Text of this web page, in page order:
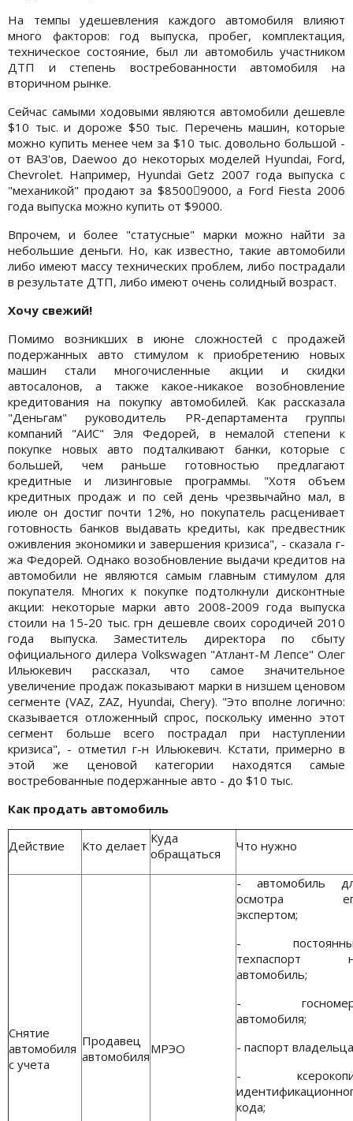
На темпы удешевления каждого автомобиля влияют
много факторов: год выпуска, пробег, комплектация,
техническое состояние, был ли автомобиль участником
ДТП и степень востребованности автомобиля на
вторичном рынке.
Сейчас самыми ходовыми являются автомобили дешевле
$10 тыс. и дороже $50 тыс. Перечень машин, которые
можно купить менее чем за $10 тыс. довольно большой -
от ВАЗ'ов, Daewoo до некоторых моделей Hyundai, Ford,
Chevrolet. Например, Hyundai Getz 2007 года выпуска с
"механикой" продают за $85009000, а Ford Fiesta 2006
года выпуска можно купить от $9000.
Впрочем, и более "статусные" марки можно найти за
небольшие деньги. Но, как известно, такие автомобили
либо имеют массу технических проблем, либо пострадали
в результате ДТП, либо имеют очень солидный возраст.
Хочу свежий!
Помимо возникших в июне сложностей с продажей
подержанных авто стимулом к приобретению новых
машин стали многочисленные акции и скидки
автосалонов, а также какое-никакое возобновление
кредитования на покупку автомобилей. Как рассказала
"Деньгам" руководитель PR-департамента группы
компаний "АИС" Эля Федорей, в немалой степени к
покупке новых авто подталкивают банки, которые с
большей, чем раньше готовностью предлагают
кредитные и лизинговые программы. "Хотя объем
кредитных продаж и по сей день чрезвычайно мал, в
июле он достиг почти 12%, но покупатель расценивает
готовность банков выдавать кредиты, как предвестник
оживления экономики и завершения кризиса", - сказала г-
жа Федорей. Однако возобновление выдачи кредитов на
автомобили не являются самым главным стимулом для
покупателя. Многих к покупке подтолкнули дисконтные
акции: некоторые марки авто 2008-2009 года выпуска
стоили на 15-20 тыс. грн дешевле своих сородичей 2010
года выпуска. Заместитель директора по сбыту
официального дилера Volkswagen "Атлант-М Лепсе" Олег
Ильюкевич рассказал, что самое значительное
увеличение продаж показывают марки в низшем ценовом
сегменте (VAZ, ZAZ, Hyundai, Chery). "Это вполне логично:
сказывается отложенный спрос, поскольку именно этот
сегмент больше всего пострадал при наступлении
кризиса", - отметил г-н Ильюкевич. Кстати, примерно в
этой же ценовой категории находятся самые
востребованные подержанные авто - до $10 тыс.
Как продать автомобиль
Действие Кто делает Куда
обращаться
Что нужно
Снятие
автомобиля
с учета
Продавец
автомобиляМРЭО
- автомобиль
осмотра
экспертом;
-
техпаспорт
автомобиль;
-
автомобиля;
- паспорт
-
кода;